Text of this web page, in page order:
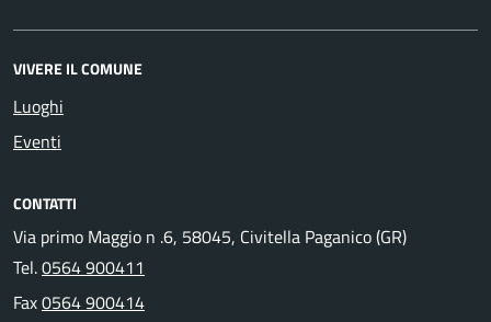
VIVERE IL COMUNE
Luoghi
Eventi
CONTATTI
Via primo Maggio n .6, 58045, Civitella Paganico (GR)
Tel.0564 900411
Fax0564 900414